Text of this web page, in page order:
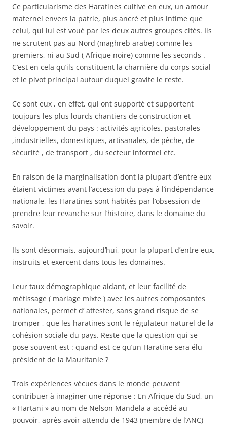
Ce particularisme des Haratines cultive en eux, un amour
maternel envers la patrie, plus ancré et plus intime que
celui, qui lui est voué par les deux autres groupes cités. Ils
ne scrutent pas au Nord (maghreb arabe) comme les
premiers, ni au Sud ( Afrique noire) comme les seconds .
C’est en cela qu’ils constituent la charnière du corps social
et le pivot principal autour duquel gravite le reste.
Ce sont eux , en effet, qui ont supporté et supportent
toujours les plus lourds chantiers de construction et
développement du pays : activités agricoles, pastorales
,industrielles, domestiques, artisanales, de pèche, de
sécurité , de transport , du secteur informel etc.
En raison de la marginalisation dont la plupart d’entre eux
étaient victimes avant l’accession du pays à l’indépendance
nationale, les Haratines sont habités par l’obsession de
prendre leur revanche sur l‘histoire, dans le domaine du
savoir.
Ils sont désormais, aujourd’hui, pour la plupart d’entre eux,
instruits et exercent dans tous les domaines.
Leur taux démographique aidant, et leur facilité de
métissage ( mariage mixte ) avec les autres composantes
nationales, permet d’ attester, sans grand risque de se
tromper , que les haratines sont le régulateur naturel de la
cohésion sociale du pays. Reste que la question qui se
pose souvent est : quand est-ce qu’un Haratine sera élu
président de la Mauritanie ?
Trois expériences vécues dans le monde peuvent
contribuer à imaginer une réponse : En Afrique du Sud, un
« Hartani » au nom de Nelson Mandela a accédé au
pouvoir, après avoir attendu de 1943 (membre de l’ANC)